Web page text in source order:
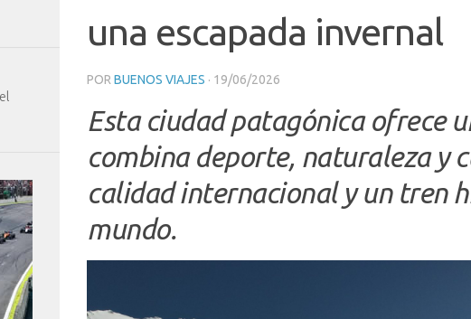
una escapada invernal
POR BUENOS VIAJES · 19/06/2026
Esta ciudad patagónica ofrece
combina deporte, naturaleza y
calidad internacional y un tren
mundo.